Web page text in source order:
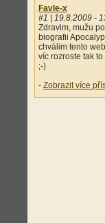
Favle-x
#1 | 19.8.2009 -
Zdravim, mužu
biografii
chválim tento
víc rozroste tak
;-)
- Zobrazit více